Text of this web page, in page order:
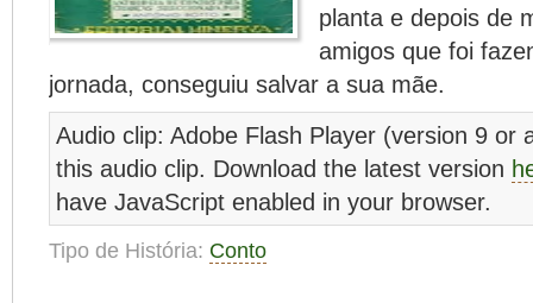
planta e depois de
amigos que foi
jornada, conseguiu salvar a sua mãe.
Audio clip: Adobe Flash Player (version 9 or
this audio clip. Download the latest version
have JavaScript enabled in your browser.
Tipo de História: Conto